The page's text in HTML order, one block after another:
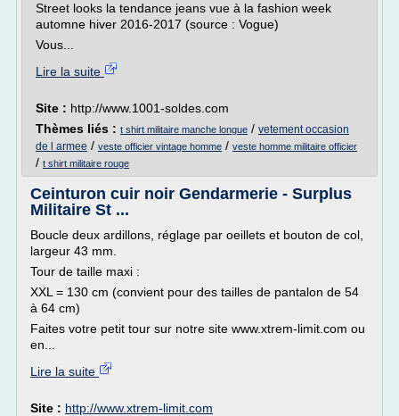
Street looks la tendance jeans vue à la fashion week
automne hiver 2016-2017 (source : Vogue)
Vous...
Lire la suite
Site : http://www.1001-soldes.com
Thèmes liés : t shirt militaire manche longue / vetement occasion
de l armee / veste officier vintage homme / veste homme militaire officier
/ t shirt militaire rouge
Ceinturon cuir noir Gendarmerie - Surplus
Militaire St ...
Boucle deux ardillons, réglage par oeillets et bouton de col,
largeur 43 mm.
Tour de taille maxi :
XXL = 130 cm (convient pour des tailles de pantalon de 54
à 64 cm)
Faites votre petit tour sur notre site www.xtrem-limit.com ou
en...
Lire la suite
Site : http://www.xtrem-limit.com